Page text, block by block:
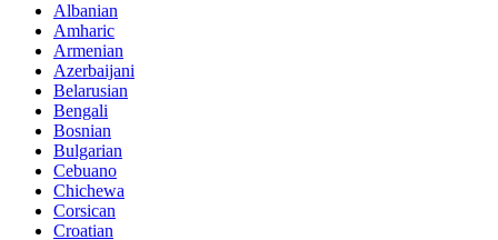
Albanian
Amharic
Armenian
Azerbaijani
Belarusian
Bengali
Bosnian
Bulgarian
Cebuano
Chichewa
Corsican
Croatian